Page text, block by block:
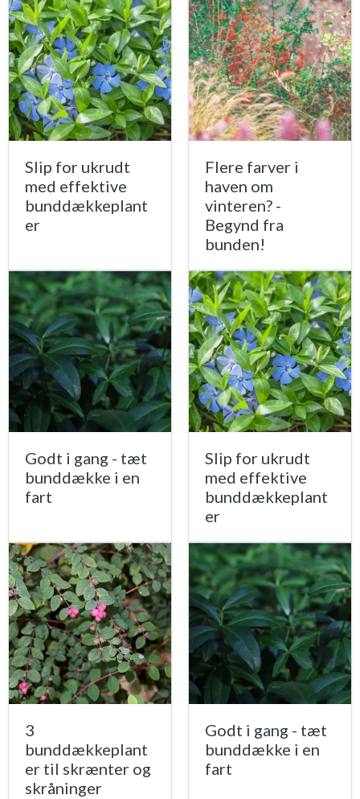
Slip for ukrudt
med effektive
bunddækkeplant
er
Flere farver i
haven om
vinteren? -
Begynd fra
bunden!
Godt i gang - tæt
bunddække i en
fart
Slip for ukrudt
med effektive
bunddækkeplant
er
3
bunddækkeplant
er til skrænter og
skråninger
Godt i gang - tæt
bunddække i en
fart